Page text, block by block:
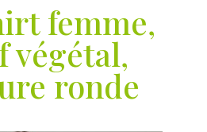
femme,
végétal,
ronde